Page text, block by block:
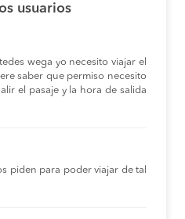
usuarios
wega yo necesito viajar el
saber que permiso necesito
el pasaje y la hora de salida
piden para poder viajar de tal